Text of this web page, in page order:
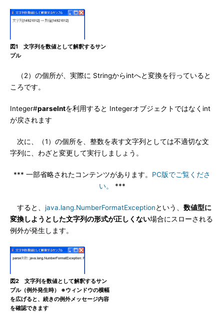
図1 文字列を数値として解釈するサン
プル
（2）の個所が、実際に Stringからintへと変換を行っていると
ころです。
Integer#parseIntを利用すると Integerオブジェクトではなくint
が戻されます
次に、（1）の個所を、整数を表す文字列としては不適切な文
字列に、わざと変更して実行しましょう。
*** 一部省略されたコンテンツがあります。 PC版でご覧くださ
い。
***
すると、 java.lang.NumberFormatExceptionという、 数値型に
変換しようとした文字列の形式が正しくない場合にスローされる
例外が発生します。
図2 文字列を数値として解釈するサン
プル（例外発生時） ※ウィンドウの横幅
を広げると、続きの例外メッセージ内容
を確認できます